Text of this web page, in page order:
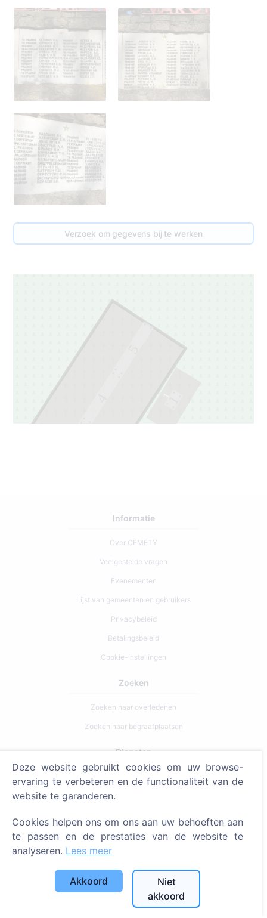
Verzoek om gegevens bij te werken
3
Informatie
Over CEMETY
Veelgestelde vragen
Evenementen
Lijst van gemeenten en gebruikers
Privacybeleid
Betalingsbeleid
Cookie-instellingen
Zoeken
Zoeken naar overledenen
Zoeken naar begraafplaatsen
Diensten
Contacten
371 29144816
info@cemety.lv
Wij opereren door het hele land!
Deze website gebruikt cookies om uw browse-
ervaring te verbeteren en de functionaliteit van de
website te garanderen.
Cookies helpen ons om ons aan uw behoeften aan
te passen en de prestaties van de website te
analyseren. Lees meer
Akkoord
Niet
akkoord